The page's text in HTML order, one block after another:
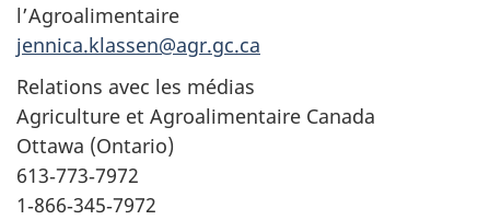
l’Agroalimentaire
jennica.klassen@agr.gc.ca
Relations avec les médias
Agriculture et Agroalimentaire Canada
Ottawa (Ontario)
613‑773‑7972
1‑866‑345‑7972